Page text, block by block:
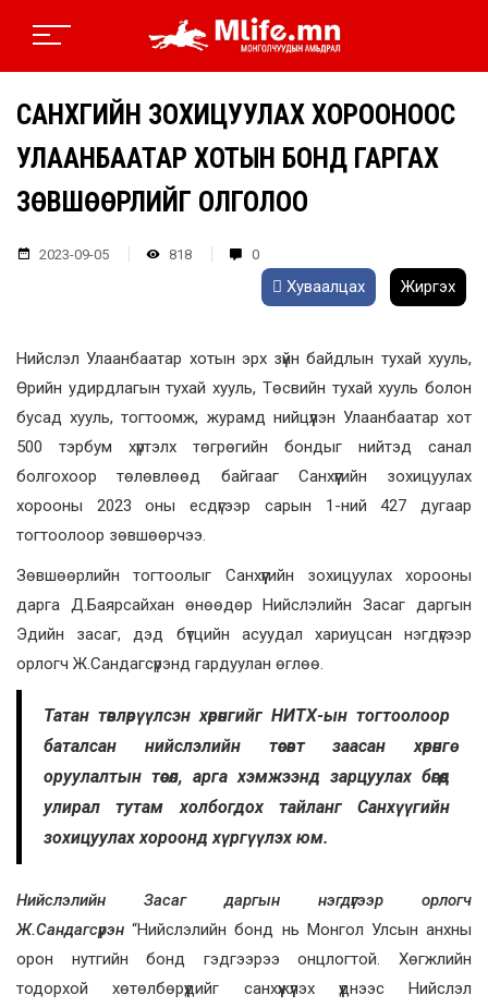
САНХҮҮГИЙН ЗОХИЦУУЛАХ ХОРООНООС
УЛААНБААТАР ХОТЫН БОНД ГАРГАХ
ЗӨВШӨӨРЛИЙГ ОЛГОЛОО
2023-09-05 818 0
Хуваалцах Жиргэх
Нийслэл Улаанбаатар хотын эрх зүйн байдлын тухай хууль,
Өрийн удирдлагын тухай хууль, Төсвийн тухай хууль болон
бусад хууль, тогтоомж, журамд нийцүүлэн Улаанбаатар хот
500 тэрбум хүртэлх төгрөгийн бондыг нийтэд санал
болгохоор төлөвлөөд байгааг Санхүүгийн зохицуулах
хорооны 2023 оны есдүгээр сарын 1-ний 427 дугаар
тогтоолоор зөвшөөрчээ.
Зөвшөөрлийн тогтоолыг Санхүүгийн зохицуулах хорооны
дарга Д.Баярсайхан өнөөдөр Нийслэлийн Засаг даргын
Эдийн засаг, дэд бүтцийн асуудал хариуцсан нэгдүгээр
орлогч Ж.Сандагсүрэнд гардуулан өглөө.
Татан төвлөрүүлсэн хөрөнгийг НИТХ-ын тогтоолоор
баталсан нийслэлийн төсөвт заасан хөрөнгө
оруулалтын төсөл, арга хэмжээнд зарцуулах бөгөөд
улирал тутам холбогдох тайланг Санхүүгийн
зохицуулах хороонд хүргүүлэх юм.
Нийслэлийн Засаг даргын нэгдүгээр орлогч
Ж.Сандагсүрэн “Нийслэлийн бонд нь Монгол Улсын анхны
орон нутгийн бонд гэдгээрээ онцлогтой. Хөгжлийн
тодорхой хөтөлбөрүүдийг санхүүжүүлэх үүднээс Нийслэл